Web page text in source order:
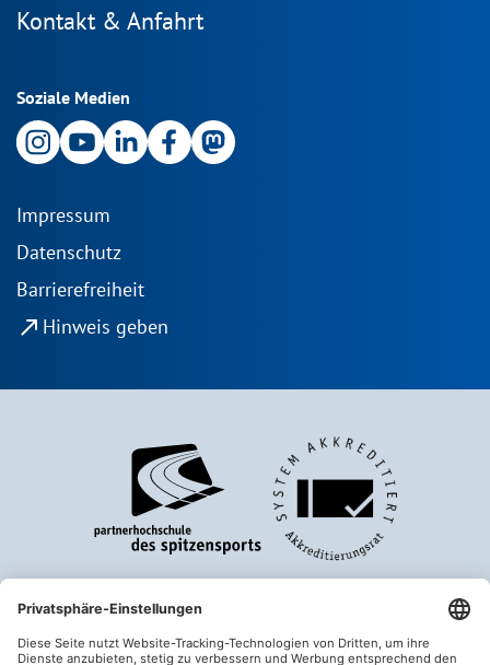
Kontakt & Anfahrt
Soziale Medien
Impressum
Datenschutz
Barrierefreiheit
north_east Hinweis geben